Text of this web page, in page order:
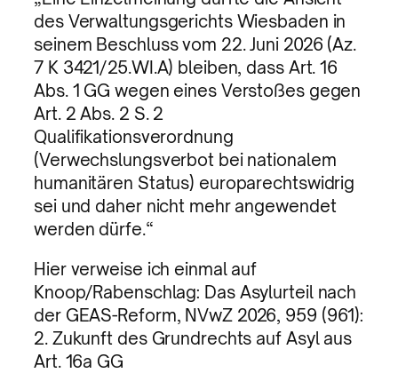
des Verwaltungsgerichts Wiesbaden in
seinem Beschluss vom 22. Juni 2026 (Az.
7 K 3421/25.WI.A) bleiben, dass Art. 16
Abs. 1 GG wegen eines Verstoßes gegen
Art. 2 Abs. 2 S. 2
Qualifikationsverordnung
(Verwechslungsverbot bei nationalem
humanitären Status) europarechtswidrig
sei und daher nicht mehr angewendet
werden dürfe.“
Hier verweise ich einmal auf
Knoop/Rabenschlag: Das Asylurteil nach
der GEAS-Reform, NVwZ 2026, 959 (961):
2. Zukunft des Grundrechts auf Asyl aus
Art. 16a GG